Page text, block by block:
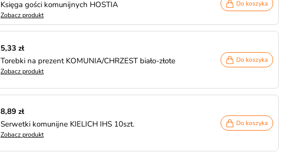
Księga gości komunijnych HOSTIA
Zobacz produkt
Do koszyka
5,33 zł
Torebki na prezent KOMUNIA/CHRZEST biało-złote
Zobacz produkt
Do koszyka
8,89 zł
Serwetki komunijne KIELICH IHS 10szt.
Zobacz produkt
Do koszyka